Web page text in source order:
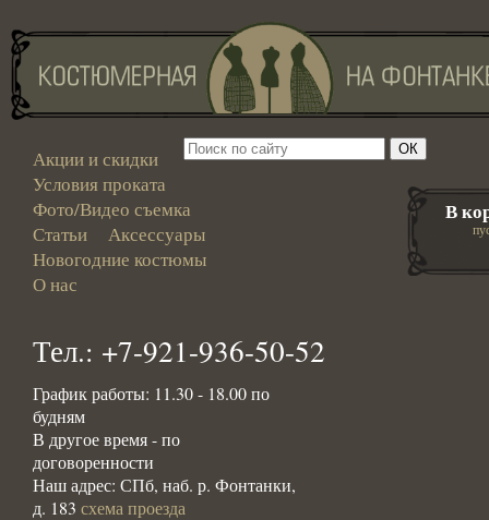
Акции и скидки
Условия проката
Фото/Видео съемка
Статьи
Аксессуары
Новогодние костюмы
О нас
Тел.: +7-921-936-50-52
График работы: 11.30 - 18.00 по
будням
В другое время - по
договоренности
Наш адрес: СПб, наб. р. Фонтанки,
д. 183 схема проезда
В